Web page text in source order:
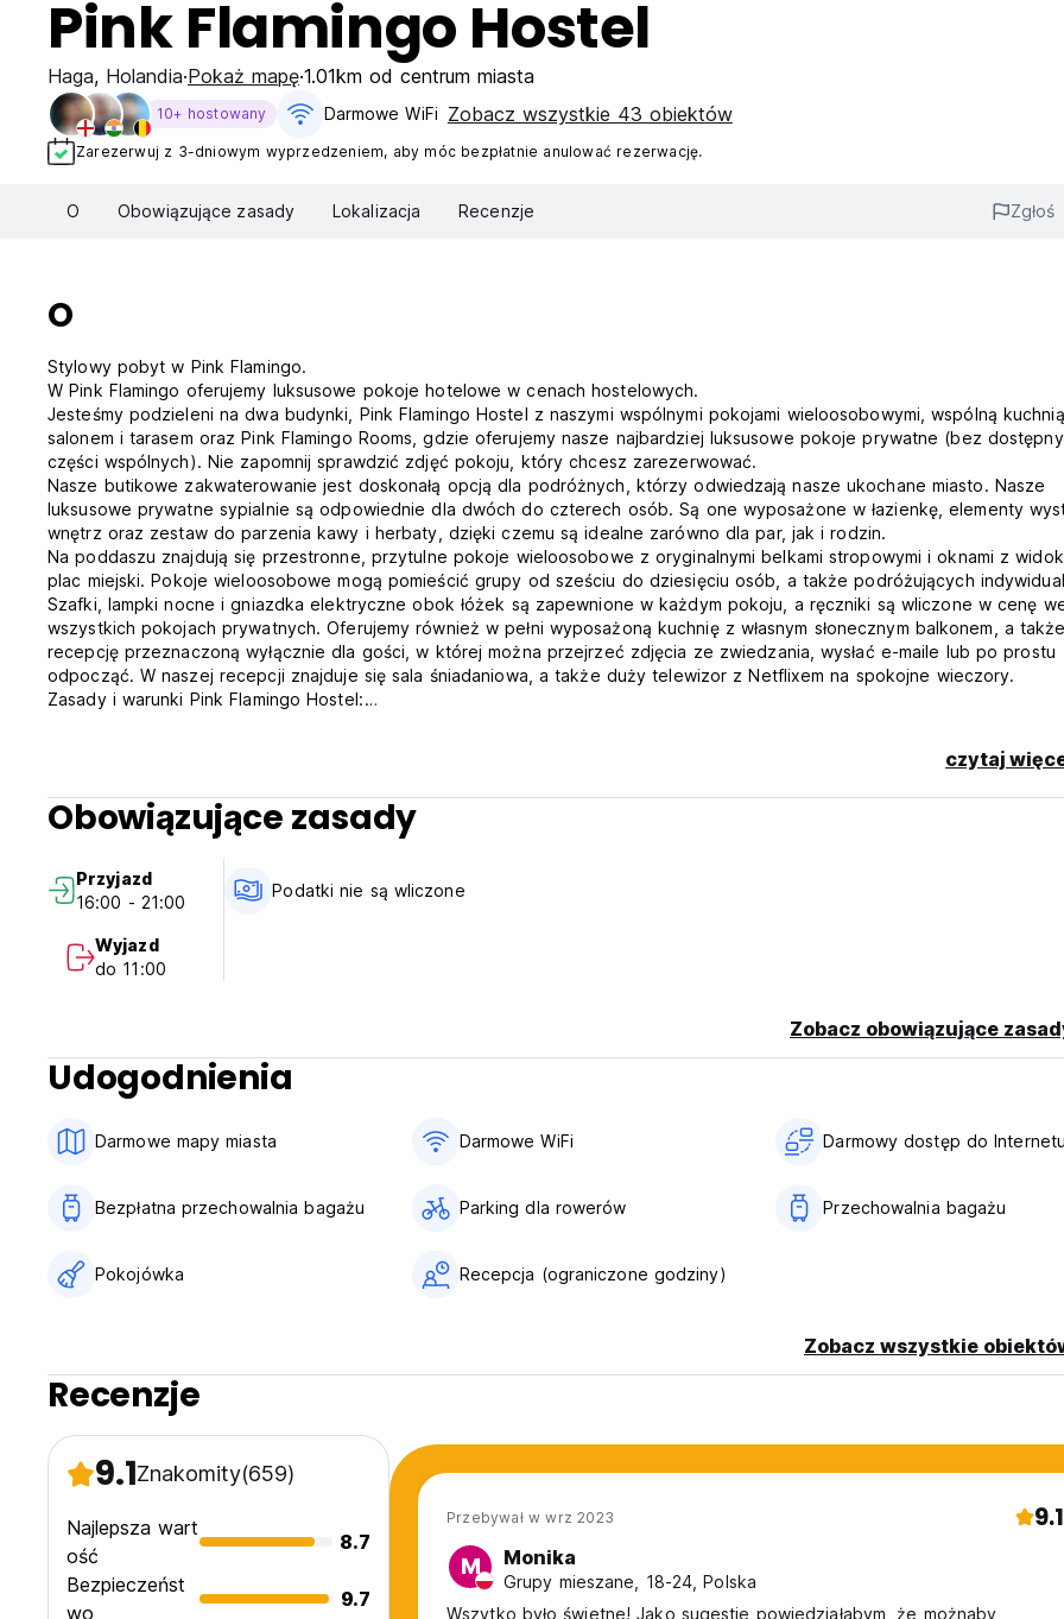
Pink Flamingo Hostel
Haga, Holandia Pokaż mapę 1.01km od centrum miasta
10+ hostowany Darmowe WiFi Zobacz wszystkie 43 obiektów
Zarezerwuj z 3-dniowym wyprzedzeniem, aby móc bezpłatnie anulować rezerwację.
O Obowiązujące zasady Lokalizacja Recenzje Zgłoś
O
Stylowy pobyt w Pink Flamingo.
W Pink Flamingo oferujemy luksusowe pokoje hotelowe w cenach hostelowych.
Jesteśmy podzieleni na dwa budynki, Pink Flamingo Hostel z naszymi wspólnymi pokojami wieloosobowymi, wspólną
salonem i tarasem oraz Pink Flamingo Rooms, gdzie oferujemy nasze najbardziej luksusowe pokoje prywatne (bez
części wspólnych). Nie zapomnij sprawdzić zdjęć pokoju, który chcesz zarezerwować.
Nasze butikowe zakwaterowanie jest doskonałą opcją dla podróżnych, którzy odwiedzają nasze ukochane miasto. Nasze
luksusowe prywatne sypialnie są odpowiednie dla dwóch do czterech osób. Są one wyposażone w łazienkę, elementy
wnętrz oraz zestaw do parzenia kawy i herbaty, dzięki czemu są idealne zarówno dla par, jak i rodzin.
Na poddaszu znajdują się przestronne, przytulne pokoje wieloosobowe z oryginalnymi belkami stropowymi i oknami z
plac miejski. Pokoje wieloosobowe mogą pomieścić grupy od sześciu do dziesięciu osób, a także podróżujących
Szafki, lampki nocne i gniazdka elektryczne obok łóżek są zapewnione w każdym pokoju, a ręczniki są wliczone w cenę
wszystkich pokojach prywatnych. Oferujemy również w pełni wyposażoną kuchnię z własnym słonecznym balkonem, a
recepcję przeznaczoną wyłącznie dla gości, w której można przejrzeć zdjęcia ze zwiedzania, wysłać e-maile lub po prostu
odpocząć. W naszej recepcji znajduje się sala śniadaniowa, a także duży telewizor z Netflixem na spokojne wieczory.
Zasady i warunki Pink Flamingo Hostel:
- Płatność po przyjeździe kartą
- Podatek miejski nie jest wliczony w cenę - płatny po przyjeździe. Więcej informacji na ten temat można znaleźć na stronie
https://www.denhaag.nl/en/taxes/tourist-tax.htm.
czytaj
Obowiązujące zasady
Przyjazd
16:00 - 21:00
Wyjazd
do 11:00
Podatki nie są wliczone
Zobacz obowiązujące
Udogodnienia
Darmowe mapy miasta Darmowe WiFi Darmowy dostęp do
Bezpłatna przechowalnia bagażu Parking dla rowerów Przechowalnia bagażu
Pokojówka Recepcja (ograniczone godziny)
Zobacz wszystkie
Recenzje
9.1Znakomity(659)
Najlepsza wart
ość
8.7
Bezpieczeńst
wo
9.7
Przebywał w wrz 2023 9.1
M Monika
Grupy mieszane, 18-24, Polska
Wszytko było świetne! Jako sugestie powiedziałabym, że możnaby